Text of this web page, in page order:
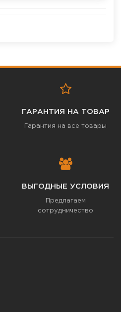
ГАРАНТИЯ НА ТОВАР
Гарантия на все товары
ВЫГОДНЫЕ УСЛОВИЯ
Предлагаем
сотрудничество